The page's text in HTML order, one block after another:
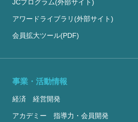
JCプログラム(外部サイト)
アワードライブラリ(外部サイト)
会員拡大ツール(PDF)
事業・活動情報
経済 経営開発
アカデミー 指導力・会員開発